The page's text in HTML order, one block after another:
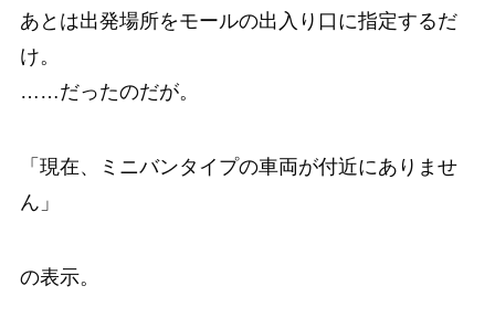
あとは出発場所をモールの出入り口に指定するだ
け。
……だったのだが。
「現在、ミニバンタイプの車両が付近にありませ
ん」
の表示。